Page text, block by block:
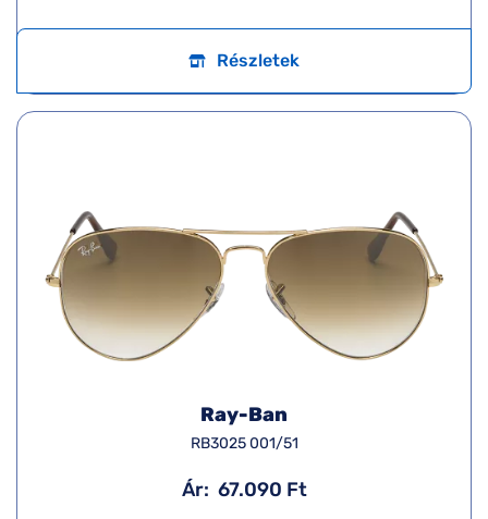
Részletek
Ray-Ban
RB3025 001/51
Ár: 67.090 Ft